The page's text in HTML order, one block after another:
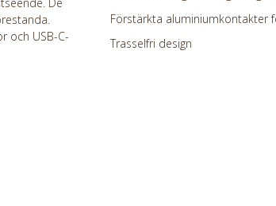
och USB-C-
Förstärkta aluminiumkontakter
Trasselfri design